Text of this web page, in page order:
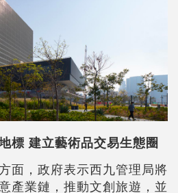
標 建立藝術品交易生態圈
面，政府表示西九管理局將
產業鏈，推動文創旅遊，並